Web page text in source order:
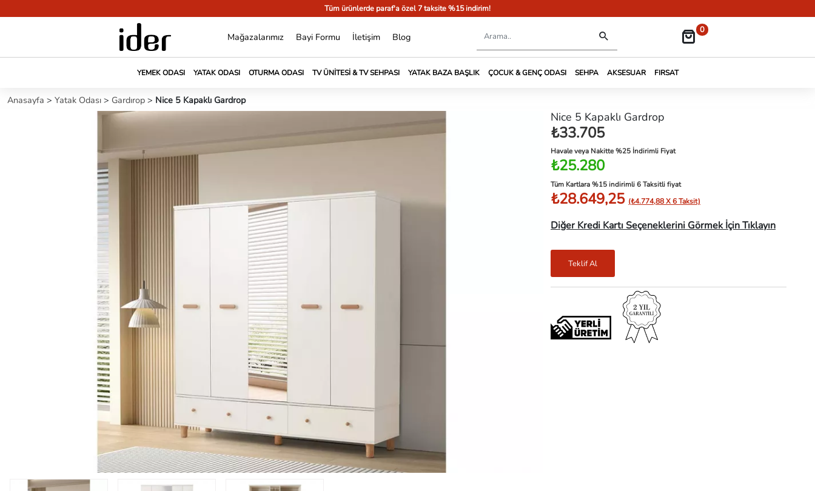
Tüm ürünlerde paraf'a özel 7 taksite %15 indirim!
Mağazalarımız Bayi Formu İletişim Blog
0
YEMEK ODASI YATAK ODASI OTURMA ODASI TV ÜNITESI & TV SEHPASI YATAK BAZA BAŞLIK ÇOCUK & GENÇ ODASI SEHPA AKSESUAR FIRSAT
Anasayfa > Yatak Odası > Gardırop > Nice 5 Kapaklı Gardrop
Nice 5 Kapaklı Gardrop
₺33.705
Havale veya Nakitte %25 İndirimli Fiyat
₺25.280
Tüm Kartlara %15 indirimli 6 Taksitli fiyat
₺28.649,25 (₺4.774,88 X 6 Taksit)
Diğer Kredi Kartı Seçeneklerini Görmek İçin Tıklayın
Teklif Al